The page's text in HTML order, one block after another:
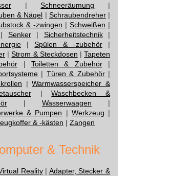
|Schneeräumung |
& Nägel | Schraubendreher|
& -zwingen | Schweißen |
| Senker| Sicherheitstechnik|
|Spülen & -zubehör|
|Strom & Steckdosen |Tapeten
|Toiletten & Zubehör|
| Türen & Zubehör|
|Warmwasserspeicher &
|Waschbecken &
| Wasserwaagen |
& Pumpen | Werkzeug |
& -kästen | Zangen
& Technik
Reality| Adapter, Stecker &